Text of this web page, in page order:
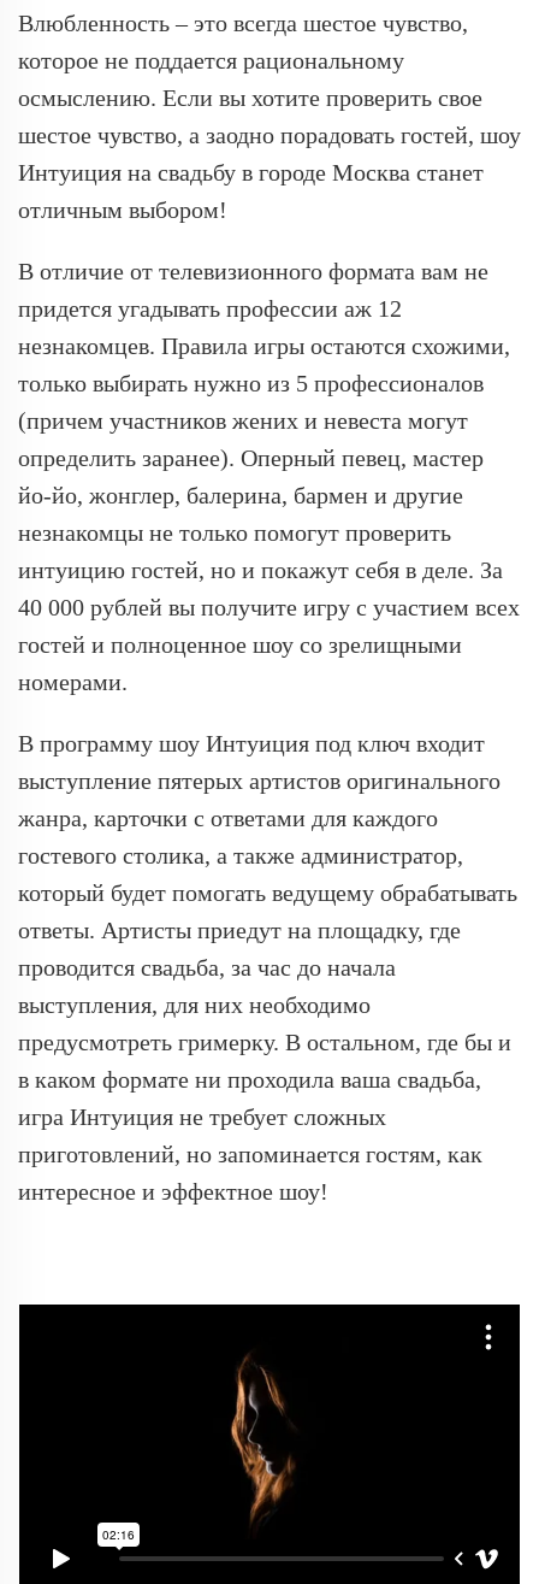
Влюбленность – это всегда шестое чувство,
которое не поддается рациональному
осмыслению. Если вы хотите проверить свое
шестое чувство, а заодно порадовать гостей, шоу
Интуиция на свадьбу в городе Москва станет
отличным выбором!
В отличие от телевизионного формата вам не
придется угадывать профессии аж 12
незнакомцев. Правила игры остаются схожими,
только выбирать нужно из 5 профессионалов
(причем участников жених и невеста могут
определить заранее). Оперный певец, мастер
йо-йо, жонглер, балерина, бармен и другие
незнакомцы не только помогут проверить
интуицию гостей, но и покажут себя в деле. За
40 000 рублей вы получите игру с участием всех
гостей и полноценное шоу со зрелищными
номерами.
В программу шоу Интуиция под ключ входит
выступление пятерых артистов оригинального
жанра, карточки с ответами для каждого
гостевого столика, а также администратор,
который будет помогать ведущему обрабатывать
ответы. Артисты приедут на площадку, где
проводится свадьба, за час до начала
выступления, для них необходимо
предусмотреть гримерку. В остальном, где бы и
в каком формате ни проходила ваша свадьба,
игра Интуиция не требует сложных
приготовлений, но запоминается гостям, как
интересное и эффектное шоу!